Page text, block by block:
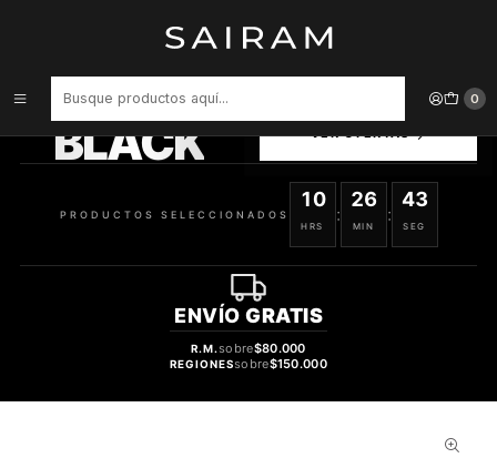
0
PERFUME Q DOLCE GABBANA MUJER EDP 100 ML
BLACK
SELECCIONADOS
PRODUCTOS SELECCIONADOS
10
HRS
:
26
MIN
:
42
SEG
ENVÍO GRATIS
R.M.sobre$80.000
REGIONESsobre$150.000